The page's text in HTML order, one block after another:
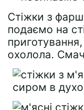
Стіжки з
подаємо на
охолола.